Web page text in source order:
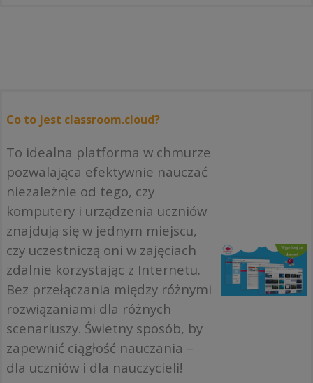
Co to jest classroom.cloud?
To idealna platforma w chmurze
pozwalająca efektywnie nauczać
niezależnie od tego, czy
komputery i urządzenia uczniów
znajdują się w jednym miejscu,
czy uczestniczą oni w zajęciach
zdalnie korzystając z Internetu.
Bez przełączania między różnymi
rozwiązaniami dla różnych
scenariuszy. Świetny sposób, by
zapewnić ciągłość nauczania –
dla uczniów i dla nauczycieli!